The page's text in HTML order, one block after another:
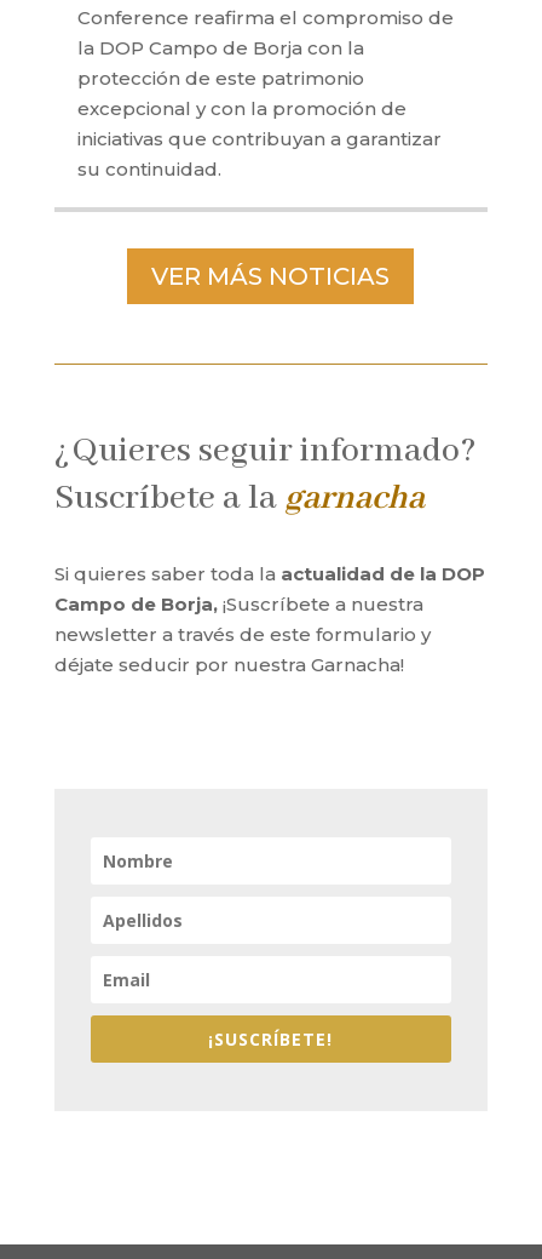
Conference reafirma el compromiso de
la DOP Campo de Borja con la
protección de este patrimonio
excepcional y con la promoción de
iniciativas que contribuyan a garantizar
su continuidad.
VER MÁS NOTICIAS
¿Quieres seguir informado?
Suscríbete a la garnacha
Si quieres saber toda la actualidad de la DOP
Campo de Borja,¡Suscríbete a nuestra
newsletter a través de este formulario y
déjate seducir por nuestra Garnacha!
¡SUSCRÍBETE!